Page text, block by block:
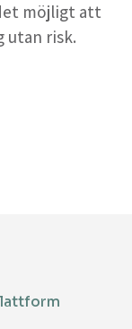
möjligt att
utan risk.